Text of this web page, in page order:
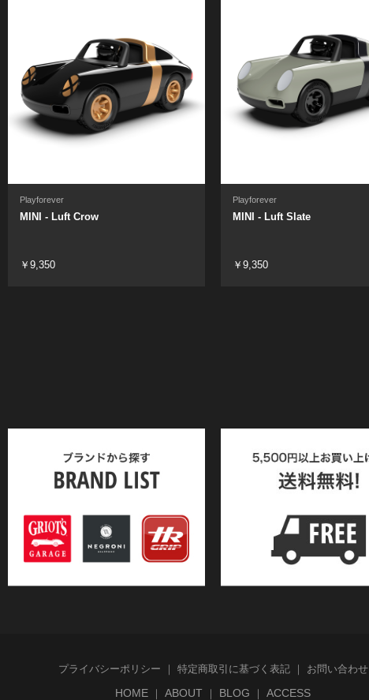
Playforever
MINI - Luft Crow
￥9,350
Playforever
MINI - Luft Slate
￥9,350
プライバシーポリシー 特定商取引に基づく表記 お問い合わせ
HOME ABOUT BLOG ACCESS